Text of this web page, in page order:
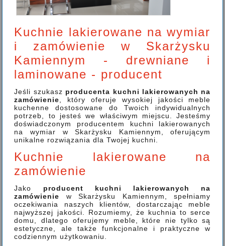
Kuchnie lakierowane na wymiar
i zamówienie w Skarżysku
Kamiennym - drewniane i
laminowane - producent
Jeśli szukasz producenta kuchni lakierowanych na
zamówienie, który oferuje wysokiej jakości meble
kuchenne dostosowane do Twoich indywidualnych
potrzeb, to jesteś we właściwym miejscu. Jesteśmy
doświadczonym producentem kuchni lakierowanych
na wymiar w Skarżysku Kamiennym, oferującym
unikalne rozwiązania dla Twojej kuchni.
Kuchnie lakierowane na
zamówienie
Jako producent kuchni lakierowanych na
zamówienie w Skarżysku Kamiennym, spełniamy
oczekiwania naszych klientów, dostarczając meble
najwyższej jakości. Rozumiemy, że kuchnia to serce
domu, dlatego oferujemy meble, które nie tylko są
estetyczne, ale także funkcjonalne i praktyczne w
codziennym użytkowaniu.